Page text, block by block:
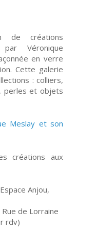
de créations
par Véronique
en verre
Cette galerie
: colliers,
perles et objets
Meslay et son
créations aux
Anjou,
de Lorraine
rdv)